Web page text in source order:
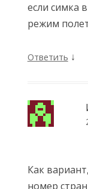
если симка
режим
Ответить ↓
Как
номер